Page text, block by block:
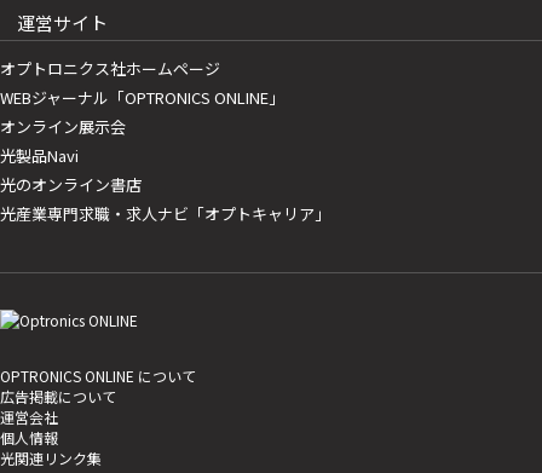
運営サイト
オプトロニクス社ホームページ
WEBジャーナル「OPTRONICS ONLINE」
オンライン展示会
光製品Navi
光のオンライン書店
光産業専門求職・求人ナビ「オプトキャリア」
OPTRONICS ONLINE について
広告掲載について
運営会社
個人情報
光関連リンク集